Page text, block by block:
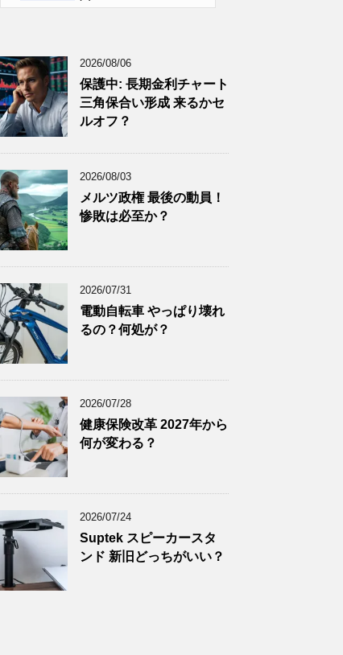
2025年11月(12)
2025年10月(10)
2025年9月
(9)
2025年7月
2025年6月
(9)
2025年5月
(8)
2025年4月
2025年3月(9)
2025年2月
(8)
2025年1月
(8)
2024年12月
2024年9月
(9)
2024年8月
(9)
2024年7月
2024年6月(7)
2024年5月
(8)
2024年4月
(8)
2024年3月
2024年2月
2026/08/06
保護中: 長期金利チャート
三角保合い形成 来るかセ
ルオフ？
2026/08/03
メルツ政権 最後の動員！
惨敗は必至か？
2026/07/31
電動自転車 やっぱり壊れ
るの？何処が？
2026/07/28
健康保険改革 2027年から
何が変わる？
2026/07/24
Suptek スピーカースタ
ンド 新旧どっちがいい？